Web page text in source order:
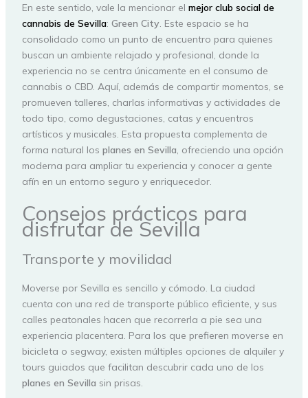
En este sentido, vale la mencionar el mejor club social de
cannabis de Sevilla: Green City. Este espacio se ha
consolidado como un punto de encuentro para quienes
buscan un ambiente relajado y profesional, donde la
experiencia no se centra únicamente en el consumo de
cannabis o CBD. Aquí, además de compartir momentos, se
promueven talleres, charlas informativas y actividades de
todo tipo, como degustaciones, catas y encuentros
artísticos y musicales. Esta propuesta complementa de
forma natural los planes en Sevilla, ofreciendo una opción
moderna para ampliar tu experiencia y conocer a gente
afín en un entorno seguro y enriquecedor.
Consejos prácticos para
disfrutar de Sevilla
Transporte y movilidad
Moverse por Sevilla es sencillo y cómodo. La ciudad
cuenta con una red de transporte público eficiente, y sus
calles peatonales hacen que recorrerla a pie sea una
experiencia placentera. Para los que prefieren moverse en
bicicleta o segway, existen múltiples opciones de alquiler y
tours guiados que facilitan descubrir cada uno de los
planes en Sevilla sin prisas.